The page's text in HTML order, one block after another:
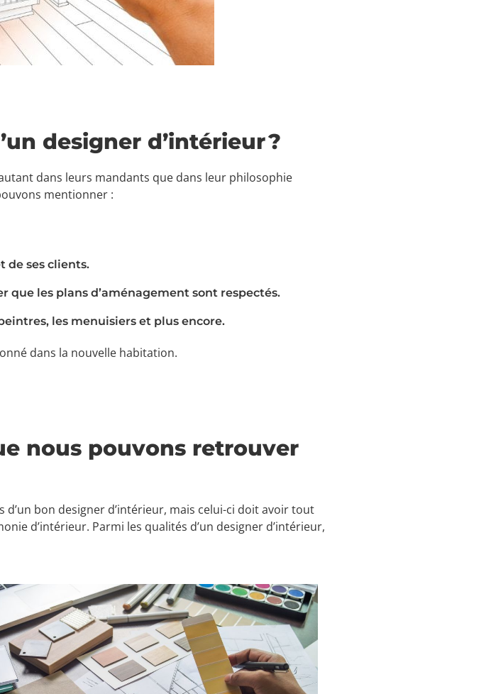
designer d’intérieur ?
dans leurs mandants que dans leur philosophie
mentionner :
de ses clients.
que les plans d’aménagement sont respectés.
les menuisiers et plus encore.
dans la nouvelle habitation.
nous pouvons retrouver
bon designer d’intérieur, mais celui-ci doit avoir tout
d’intérieur. Parmi les qualités d’un designer d’intérieur,